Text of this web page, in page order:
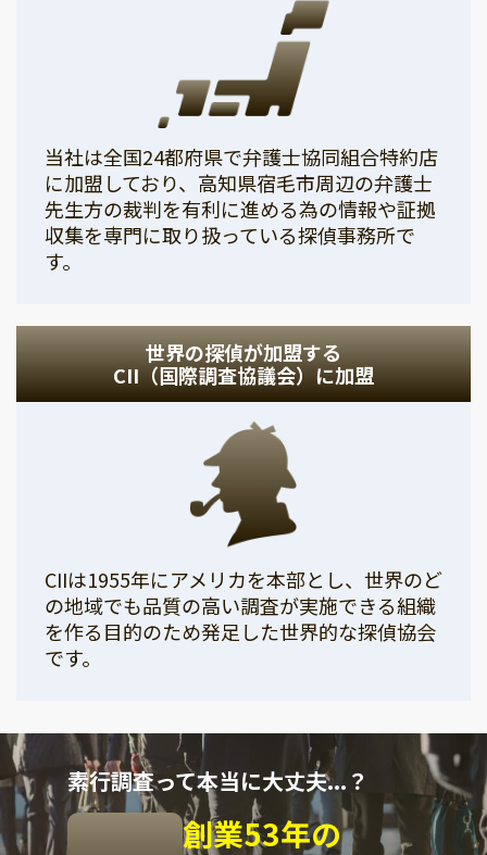
当社は全国24都府県で弁護士協同組合特約店
に加盟しており、高知県宿毛市周辺の弁護士
先生方の裁判を有利に進める為の情報や証拠
収集を専門に取り扱っている探偵事務所で
す。
世界の探偵が加盟する
CII（国際調査協議会）に加盟
CIIは1955年にアメリカを本部とし、世界のど
の地域でも品質の高い調査が実施できる組織
を作る目的のため発足した世界的な探偵協会
です。
素行調査って本当に大丈夫...？
創業53年の